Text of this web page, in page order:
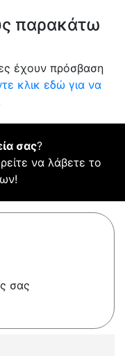
παρακάτω
έχουν πρόσβαση
κλικ εδώ για να
σας?
να λάβετε το
σας